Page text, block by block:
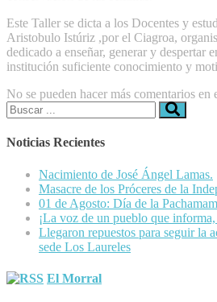
Este Taller se dicta a los Docentes y
Aristobulo Istúriz ,por el Ciagroa,
dedicado a enseñar, generar y despertar
institución suficiente conocimiento y
No se pueden hacer más comentarios en
Buscar:
Noticias Recientes
Nacimiento de José Ángel Lamas.
Masacre de los Próceres de la
01 de Agosto: Día de la
¡La voz de un pueblo que
Llegaron repuestos para seguir la
sede Los Laureles
El Morral